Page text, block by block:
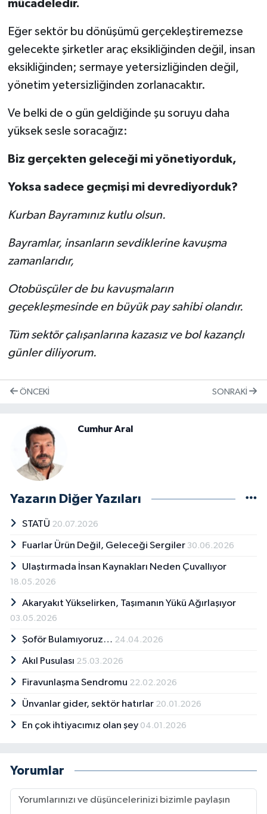
mücadeledir.
Eğer sektör bu dönüşümü gerçekleştiremezse
gelecekte şirketler araç eksikliğinden değil, insan
eksikliğinden; sermaye yetersizliğinden değil,
yönetim yetersizliğinden zorlanacaktır.
Ve belki de o gün geldiğinde şu soruyu daha
yüksek sesle soracağız:
Biz gerçekten geleceği mi yönetiyorduk,
Yoksa sadece geçmişi mi devrediyorduk?
Kurban Bayramınız kutlu olsun.
Bayramlar, insanların sevdiklerine kavuşma
zamanlarıdır,
Otobüsçüler de bu kavuşmaların
geçekleşmesinde en büyük pay sahibi olandır.
Tüm sektör çalışanlarına kazasız ve bol kazançlı
günler diliyorum.
ÖNCEKI SONRAKI
Cumhur Aral
Yazarın Diğer Yazıları
STATÜ 20.07.2026
Fuarlar Ürün Değil, Geleceği Sergiler 30.06.2026
Ulaştırmada İnsan Kaynakları Neden Çuvallıyor
18.05.2026
Akaryakıt Yükselirken, Taşımanın Yükü Ağırlaşıyor
03.05.2026
Şoför Bulamıyoruz… 24.04.2026
Akıl Pusulası 25.03.2026
Firavunlaşma Sendromu 22.02.2026
Ünvanlar gider, sektör hatırlar 20.01.2026
En çok ihtiyacımız olan şey 04.01.2026
Yorumlar